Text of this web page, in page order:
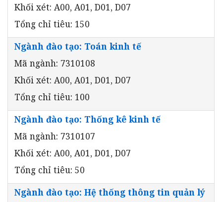
Khối xét: A00, A01, D01, D07
Tổng chỉ tiêu: 150
Ngành đào tạo: Toán kinh tế
Mã ngành: 7310108
Khối xét: A00, A01, D01, D07
Tổng chỉ tiêu: 100
Ngành đào tạo: Thống kê kinh tế
Mã ngành: 7310107
Khối xét: A00, A01, D01, D07
Tổng chỉ tiêu: 50
Ngành đào tạo: Hệ thống thông tin quản lý